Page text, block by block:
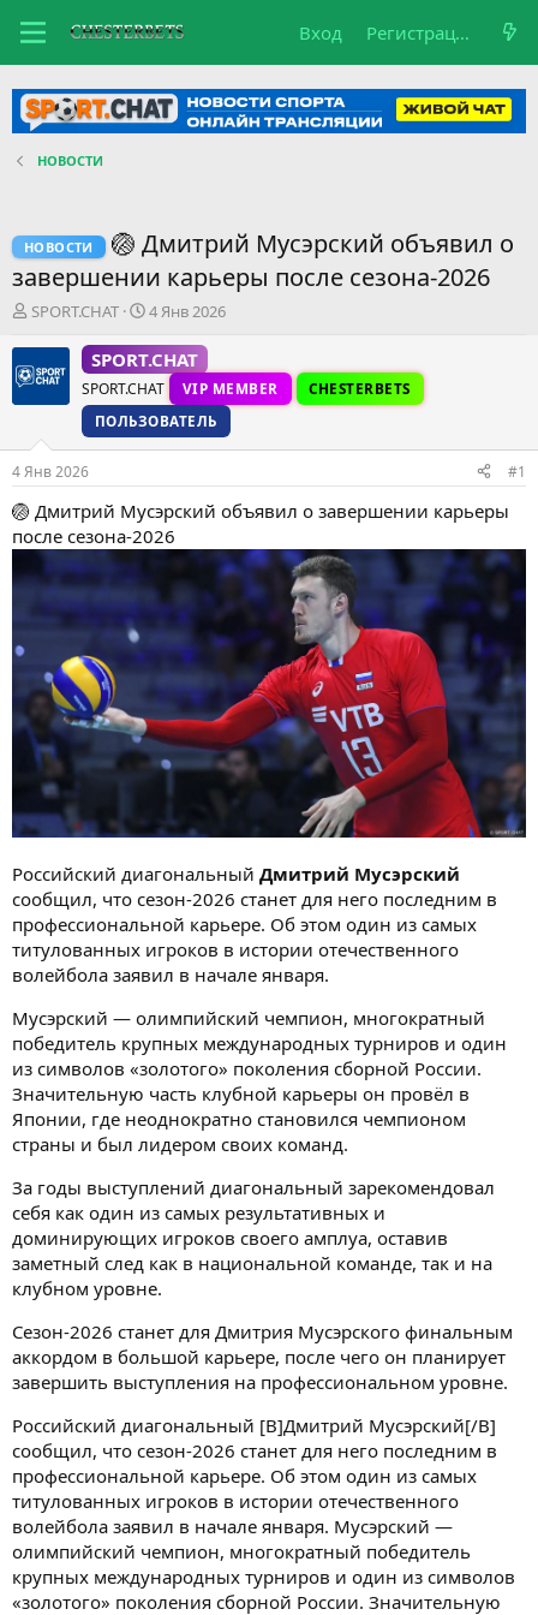
Вход Регистрация
НОВОСТИ
НОВОСТИ
🏐 Дмитрий Мусэрский объявил о
завершении карьеры после сезона-2026
А
т
о
е
м
ы
SPORT.CHAT
Д
т
а
н
а
ч
л
а
4 Янв 2026
SPORT.CHAT
SPORT.CHAT VIP MEMBER
CHESTERBETS
ПОЛЬЗОВАТЕЛЬ
4 Янв 2026 #1
🏐 Дмитрий Мусэрский объявил о завершении карьеры
после сезона-2026
Российский диагональный Дмитрий Мусэрский
сообщил, что сезон-2026 станет для него последним в
профессиональной карьере. Об этом один из самых
титулованных игроков в истории отечественного
волейбола заявил в начале января.
Мусэрский — олимпийский чемпион, многократный
победитель крупных международных турниров и один
из символов «золотого» поколения сборной России.
Значительную часть клубной карьеры он провёл в
Японии, где неоднократно становился чемпионом
страны и был лидером своих команд.
За годы выступлений диагональный зарекомендовал
себя как один из самых результативных и
доминирующих игроков своего амплуа, оставив
заметный след как в национальной команде, так и на
клубном уровне.
Сезон-2026 станет для Дмитрия Мусэрского финальным
аккордом в большой карьере, после чего он планирует
завершить выступления на профессиональном уровне.
Российский диагональный [B]Дмитрий Мусэрский[/B]
сообщил, что сезон-2026 станет для него последним в
профессиональной карьере. Об этом один из самых
титулованных игроков в истории отечественного
волейбола заявил в начале января. Мусэрский —
олимпийский чемпион, многократный победитель
крупных международных турниров и один из символов
«золотого» поколения сборной России. Значительную